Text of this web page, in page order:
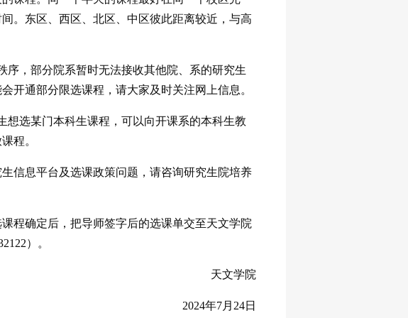
。东区、西区、北区、中区彼此距离较近，与高
序，部分院系暂时无法接收其他院、系的研究生
开通部分限选课程，请大家及时关注网上信息。
想选某门本科生课程，可以向开课系的本科生教
程。
信息平台及选课政策问题，请咨询研究生院培养
程确定后，把导师签字后的选课单交至天文学院
）。
天文学院
2024年7月24日